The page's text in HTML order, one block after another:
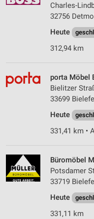
Charles-
32756
Heute
312,94 km
porta Möbel
Bielitzer
33699
Heute
331,41 km •
Büromöbel
Potsdamer
33719
Heute
331,11 km